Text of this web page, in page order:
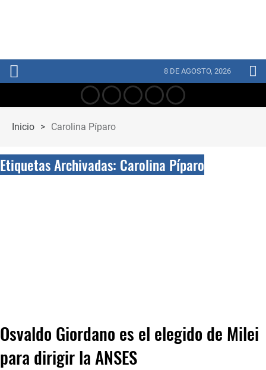
8 DE AGOSTO, 2026
Inicio > Carolina Píparo
Etiquetas Archivadas: Carolina Píparo
Osvaldo Giordano es el elegido de Milei
para dirigir la ANSES